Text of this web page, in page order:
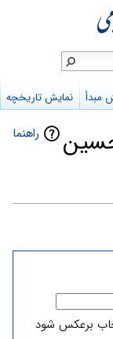
راهنما
برعکس شود
مبدأ نمایش تاریخچه